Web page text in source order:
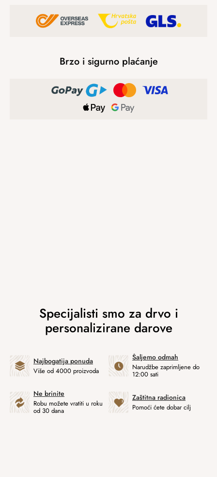
Brzo i sigurno plaćanje
Najbogatija ponuda
Više od 4000 proizvoda
Šaljemo odmah
Narudžbe zaprimljene do
12:00 sati
Ne brinite
Robu možete vratiti u roku
od 30 dana
Zaštitna radionica
Pomoći ćete dobar cilj